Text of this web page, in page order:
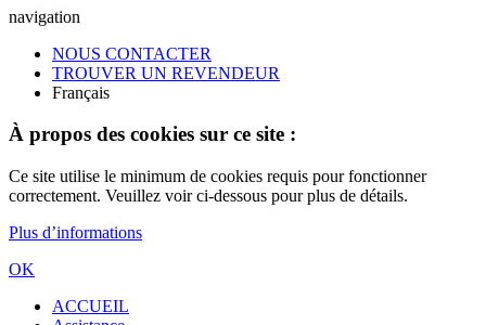
navigation
NOUS CONTACTER
TROUVER UN REVENDEUR
Français
À propos des cookies sur ce site :
Ce site utilise le minimum de cookies requis pour fonctionner
correctement. Veuillez voir ci-dessous pour plus de détails.
Plus d’informations
OK
ACCUEIL